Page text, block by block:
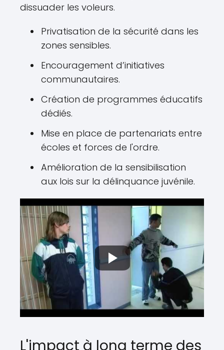
dissuader les voleurs.
Privatisation de la sécurité dans les
zones sensibles.
Encouragement d’initiatives
communautaires.
Création de programmes éducatifs
dédiés.
Mise en place de partenariats entre
écoles et forces de l'ordre.
Amélioration de la sensibilisation
aux lois sur la délinquance juvénile.
L'impact à long terme des